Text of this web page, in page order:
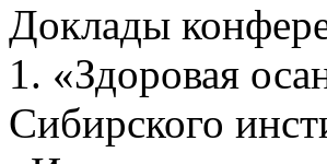
Доклады
1. «Здоровая
Сибирского